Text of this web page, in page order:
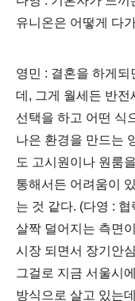
유니온은 어떻게 다
영민 : 결혼을 하게
데, 그게 월세든 반전
선택을 하고 어떤 식
나은 환경을 만드는
도 고시원이나 원룸
통해서든 어려움이
는 것 같다. (다영 :
살짝 덜어지는 측면
시장 되면서 장기안
그걸로 지금 서울시
방식으로 살고 있는